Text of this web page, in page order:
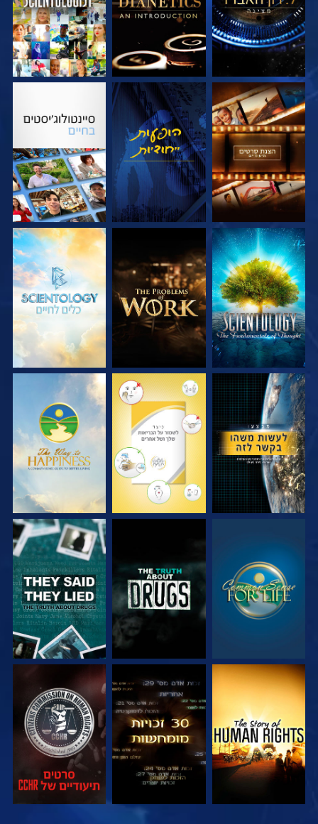
בדוק את הסדרה צפה בדוק את הסדרה
בדוק את הסדרה בדוק את הסדרה בדוק את הסדרה
צפה צפה
צפה צפה צפה
צפה צפה צפה